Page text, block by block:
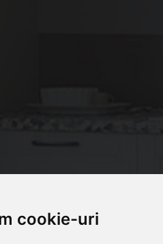
cookie-uri